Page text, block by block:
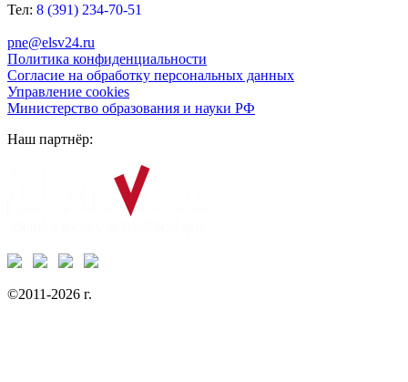
Тел: 8 (391) 234-70-51
pne@elsv24.ru
Политика конфиденциальности
Согласие на обработку персональных данных
Управление cookies
Министерство образования и науки РФ
Наш партнёр:
©2011-2026 г.